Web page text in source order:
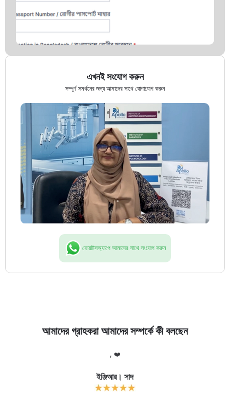
এখনই সংযোগ করুন
সম্পূর্ণ সমর্থনের জন্য আমাদের সাথে যোগাযোগ করুন
হোয়াটসঅ্যাপে আমাদের সাথে সংযোগ করুন
আমাদের গ্রাহকরা আমাদের সম্পর্কে কী বলছেন
, ❤️
ইঞ্জিআর। সাদ